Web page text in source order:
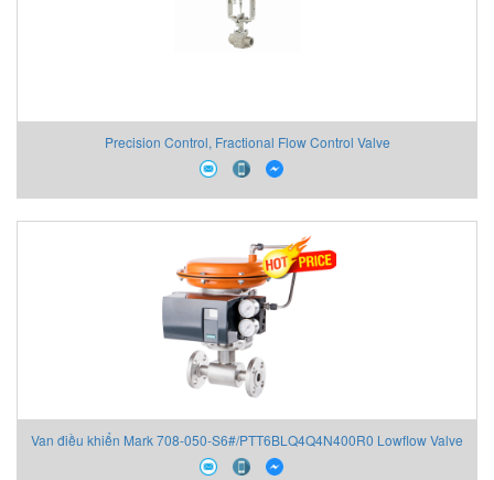
Precision Control, Fractional Flow Control Valve
Van điều khiển Mark 708-050-S6#/PTT6BLQ4Q4N400R0 Lowflow Valve